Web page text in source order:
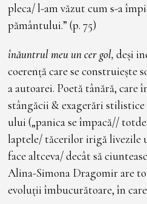
pleca/ l-am văzut cum s-a
pământului.” (p. 75)
înăuntrul meu un cer gol,deși
coerență care se construiește
a autoarei. Poetă tânără, care
stângăcii & exagerări
ului („panica se împacă//
laptele/ tăcerilor irigă livezile
face altceva/ decât să
Alina-Simona Dragomir are
evoluții îmbucurătoare, în